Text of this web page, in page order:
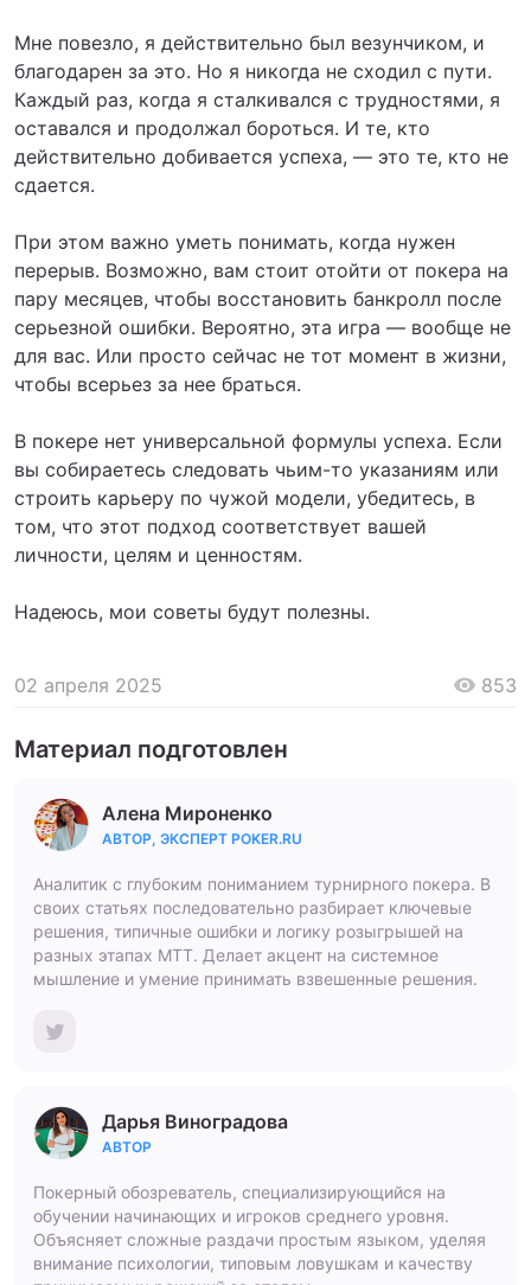
Мне повезло, я действительно был везунчиком, и
благодарен за это. Но я никогда не сходил с пути.
Каждый раз, когда я сталкивался с трудностями, я
оставался и продолжал бороться. И те, кто
действительно добивается успеха, — это те, кто не
сдается.
При этом важно уметь понимать, когда нужен
перерыв. Возможно, вам стоит отойти от покера на
пару месяцев, чтобы восстановить банкролл после
серьезной ошибки. Вероятно, эта игра — вообще не
для вас. Или просто сейчас не тот момент в жизни,
чтобы всерьез за нее браться.
В покере нет универсальной формулы успеха. Если
вы собираетесь следовать чьим-то указаниям или
строить карьеру по чужой модели, убедитесь, в
том, что этот подход соответствует вашей
личности, целям и ценностям.
Надеюсь, мои советы будут полезны.
02 апреля 2025 853
Материал подготовлен
Алена Мироненко
АВТОР, ЭКСПЕРТ POKER.RU
Аналитик с глубоким пониманием турнирного покера. В
своих статьях последовательно разбирает ключевые
решения, типичные ошибки и логику розыгрышей на
разных этапах МТТ. Делает акцент на системное
мышление и умение принимать взвешенные решения.
Дарья Виноградова
АВТОР
Покерный обозреватель, специализирующийся на
обучении начинающих и игроков среднего уровня.
Объясняет сложные раздачи простым языком, уделяя
внимание психологии, типовым ловушкам и качеству